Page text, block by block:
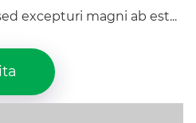
excepturi magni ab est...